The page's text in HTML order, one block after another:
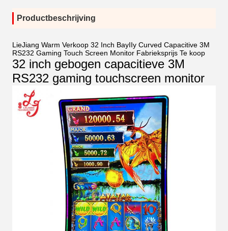
Productbeschrijving
LieJiang Warm Verkoop 32 Inch BayIIy Curved Capacitive 3M
RS232 Gaming Touch Screen Monitor Fabrieksprijs Te koop
32 inch gebogen capacitieve 3M
RS232 gaming touchscreen monitor